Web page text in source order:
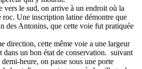
vers le sud, on arrive à un endroit où la
roc. Une inscription latine démontre que
des Antonins, que cette voie fut pratiquée
direction, cette même voie a une largeur
dans un bon état de conservation. suivant
heure, on passe sous une porte